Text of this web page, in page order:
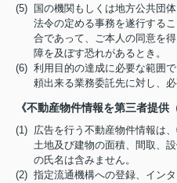
(5) 国の機関もしくは地方公共団
法令の定める事務を遂行する
合であって、ご本人の同意を
障を及ぼす恐れがあるとき。
(6) 利用目的の達成に必要な範囲
頼出来る業務委託先に対し、
《不動産物件情報を第三者提供
(1) 広告を行う不動産物件情報は
土地及び建物の面積、間取、
の氏名は含みません。
(2) 指定流通機構への登録、イン